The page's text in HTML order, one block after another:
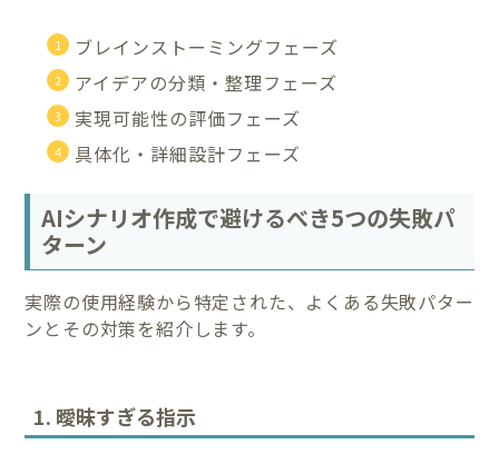
ブレインストーミングフェーズ
アイデアの分類・整理フェーズ
実現可能性の評価フェーズ
具体化・詳細設計フェーズ
AIシナリオ作成で避けるべき5つの失敗パ
ターン
実際の使用経験から特定された、よくある失敗パター
ンとその対策を紹介します。
1. 曖昧すぎる指示